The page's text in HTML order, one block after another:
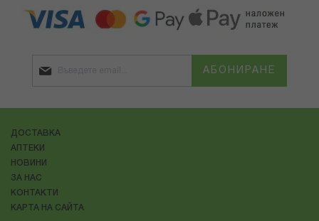
АБОНИРАНЕ
ДОСТАВКА
АПТЕКИ
НОВИНИ
ЗА НАС
КОНТАКТИ
КАРТА НА САЙТА